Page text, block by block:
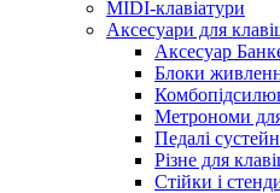
MIDI-клавіатури
Аксесуари для
Аксесуар
Блоки
Метрономи
Педалі
Різне для
Стійки і